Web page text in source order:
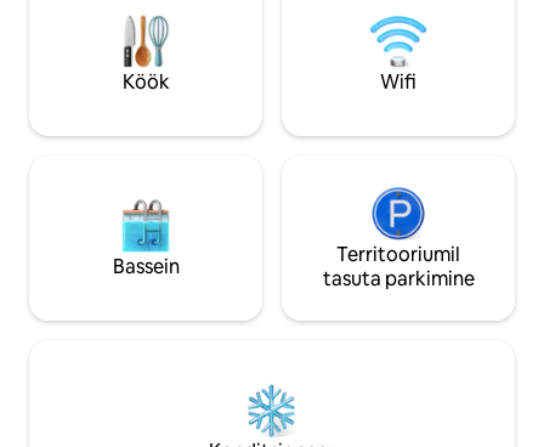
loodust,naudi randu,liituda
pühapäevasele
pidusöögile(traditsiooniline looduslik
tonganitoit, mis on valmistatud maa-
Köök Wifi
Bassein
Territooriumil
tasuta parkimine